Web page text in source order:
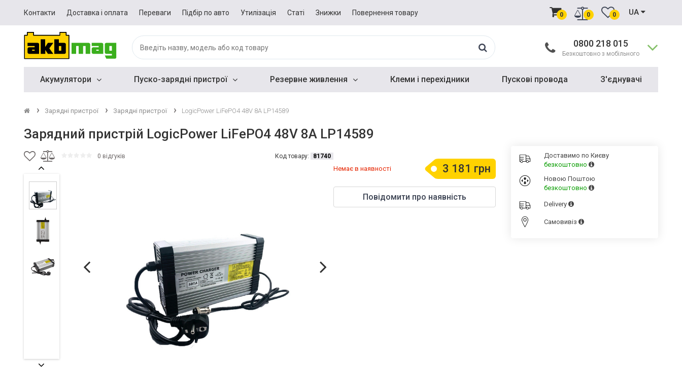
Контакти Доставка і оплата Переваги Підбір по авто Утилізація Статі Знижки Повернення товару 0 0 0 UA
0800 218 015
Безкоштовно з мобільного
Акумулятори Пуско-зарядні пристрої Резервне живлення Клеми і перехідники Пускові провода З'єднувачі
Зарядні пристрої Зарядні пристрої LogicPower LiFePO4 48V 8A LP14589
Зарядний пристрій LogicPower LiFePO4 48V 8A LP14589
0 відгуків Код товару: 81740
3 181 грн
Немає в наявності
Повідомити про наявність
Доставимо по Києву
безкоштовно
Новою Поштою
безкоштовно
Delivery
Cамовивіз